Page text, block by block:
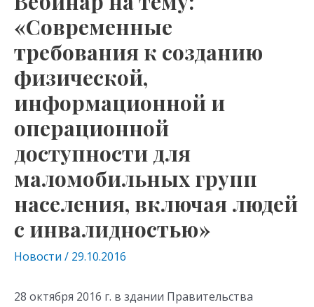
«Современные
требования к созданию
физической,
информационной и
операционной
доступности для
маломобильных групп
населения, включая людей
с инвалидностью»
Новости / 29.10.2016
28 октября 2016 г. в здании Правительства